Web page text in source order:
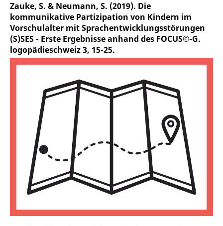
Zauke, S. & Neumann, S. (2019). Die
kommunikative Partizipation von Kindern im
Vorschulalter mit Sprachentwicklungsstörungen
(S)SES - Erste Ergebnisse anhand des FOCUS©-G.
logopädieschweiz 3, 15-25.